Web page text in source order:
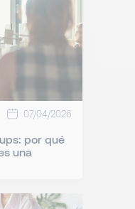
07/04/2026
por qué
una